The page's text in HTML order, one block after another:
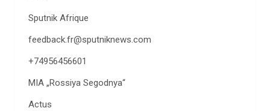
Sputnik Afrique
feedback.fr@sputniknews.com
+74956456601
MIA „Rossiya Segodnya“
Actus